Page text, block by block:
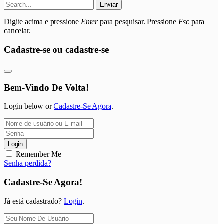
Enviar
Digite acima e pressione Enterpara pesquisar. Pressione Esc para
cancelar.
Cadastre-se ou cadastre-se
Bem-Vindo De Volta!
Login below orCadastre-Se Agora.
Login
Remember Me
Senha perdida?
Cadastre-Se Agora!
Já está cadastrado? Login.